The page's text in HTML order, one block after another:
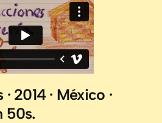
2014 · México ·
50s.